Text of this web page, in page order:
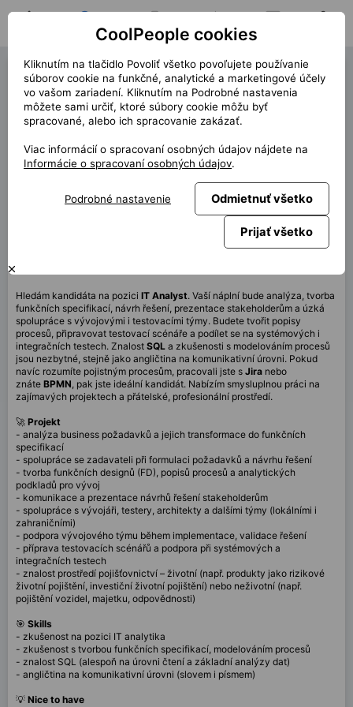
Hľadať pozíciu Moja pozícia Notifikácie
IT Analyst (39676)
« späť
Miesto
Start (dĺžka)
7/2025 (12m)
Home office
60%
Hledám kandidáta na pozici IT Analyst. Vaší náplní bude analýza, tvorba
funkčních specifikací, návrh řešení, prezentace stakeholderům a úzká
spolupráce s vývojovými i testovacími týmy. Budete tvořit popisy
procesů, připravovat testovací scénáře a podílet se na systémových i
integračních testech. Znalost SQL a zkušenosti s modelováním procesů
jsou nezbytné, stejně jako angličtina na komunikativní úrovni. Pokud
navíc rozumíte pojistným procesům, pracovali jste s Jira nebo
znáte BPMN, pak jste ideální kandidát. Nabízím smysluplnou práci na
zajímavých projektech a přátelské, profesionální prostředí.
🚀 Projekt
- analýza business požadavků a jejich transformace do funkčních
specifikací
- spolupráce se zadavateli při formulaci požadavků a návrhu řešení
- tvorba funkčních designů (FD), popisů procesů a analytických
podkladů pro vývoj
- komunikace a prezentace návrhů řešení stakeholderům
- spolupráce s vývojáři, testery, architekty a dalšími týmy (lokálními i
zahraničními)
- podpora vývojového týmu během implementace, validace řešení
- příprava testovacích scénářů a podpora při systémových a
integračních testech
- znalost prostředí pojišťovnictví – životní (např. produkty jako rizikové
životní pojištění, investiční životní pojištění) nebo neživotní (např.
pojištění vozidel, majetku, odpovědnosti)
🎯 Skills
- zkušenost na pozici IT analytika
- zkušenost s tvorbou funkčních specifikací, modelováním procesů
- znalost SQL (alespoň na úrovni čtení a základní analýzy dat)
- angličtina na komunikativní úrovni (slovem i písmem)
💡 Nice to have
CoolPeople cookies
Kliknutím na tlačidlo Povoliť všetko povoľujete používanie
súborov cookie na funkčné, analytické a marketingové účely
vo vašom zariadení. Kliknutím na Podrobné nastavenia
môžete sami určiť, ktoré súbory cookie môžu byť
spracované, alebo ich spracovanie zakázať.
Viac informácií o spracovaní osobných údajov nájdete na
Informácie o spracovaní osobných údajov.
Podrobné nastavenie Odmietnuť všetko
Prijať všetko